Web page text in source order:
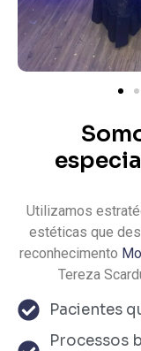
Utilizamos
estéticas que
reconhecimento
Tereza
Pacientes
Processos